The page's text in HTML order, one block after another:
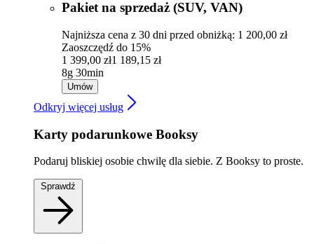
Pakiet na sprzedaż (SUV, VAN)
Najniższa cena z 30 dni przed obniżką: 1 200,00 zł
Zaoszczędź do 15%
1 399,00 zł1 189,15 zł
8g 30min
Umów
Odkryj więcej usług
Karty podarunkowe Booksy
Podaruj bliskiej osobie chwilę dla siebie. Z Booksy to proste.